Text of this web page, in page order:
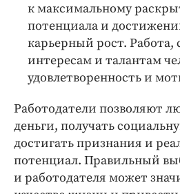
к максимальному
потенциала и
карьерный рост. Работа,
интересам и талантам
удовлетворенность и
Работодатели позволяют
деньги, получать
достигать признания и
потенциал. Правильный
и работодателя может